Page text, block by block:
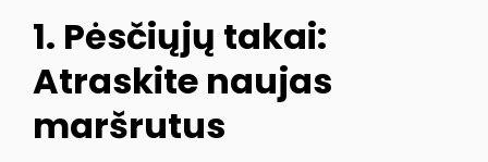
1. Pėsčiųjų takai:
Atraskite naujas
maršrutus